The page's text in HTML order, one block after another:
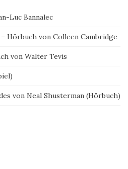
Luc Bannalec
Hörbuch von Colleen Cambridge
von Walter Tevis
von Neal Shusterman (Hörbuch)